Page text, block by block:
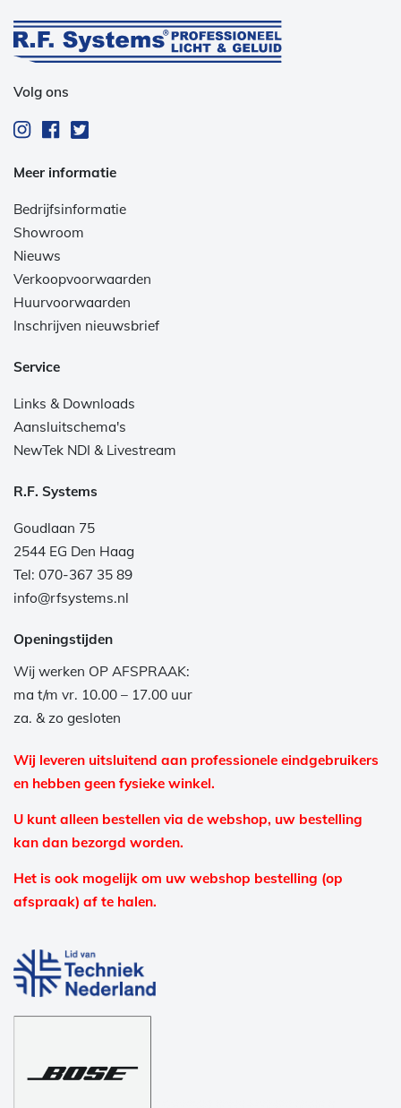
Volg ons
Meer informatie
Bedrijfsinformatie
Showroom
Nieuws
Verkoopvoorwaarden
Huurvoorwaarden
Inschrijven nieuwsbrief
Service
Links & Downloads
Aansluitschema's
NewTek NDI & Livestream
R.F. Systems
Goudlaan 75
2544 EG Den Haag
Tel: 070-367 35 89
info@rfsystems.nl
Openingstijden
Wij werken OP AFSPRAAK:
ma t/m vr. 10.00 – 17.00 uur
za. & zo gesloten
Wij leveren uitsluitend aan professionele eindgebruikers
en hebben geen fysieke winkel.
U kunt alleen bestellen via de webshop, uw bestelling
kan dan bezorgd worden.
Het is ook mogelijk om uw webshop bestelling (op
afspraak) af te halen.